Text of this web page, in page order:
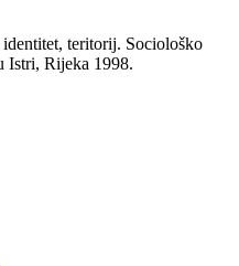
teritorij. Sociološko
Istri, Rijeka 1998.